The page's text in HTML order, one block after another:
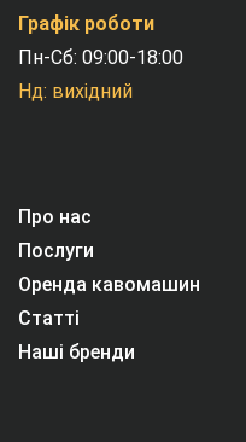
Графік роботи
Пн-Сб: 09:00-18:00
Нд: вихідний
Про нас
Послуги
Оренда кавомашин
Статті
Наші бренди